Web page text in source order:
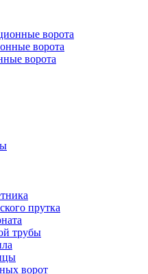
ворота
ворота
ворота
прутка
трубы
ворот